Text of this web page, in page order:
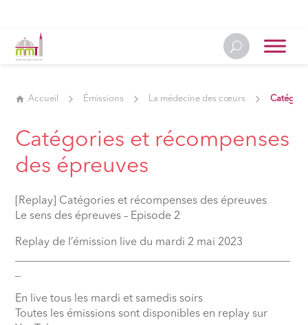
Accueil Émissions La médecine des cœurs
Catégories et récompenses
des épreuves
[Replay] Catégories et récompenses des épreuves
Le sens des épreuves – Episode 2
Replay de l’émission live du mardi 2 mai 2023
En live tous les mardi et samedis soirs
Toutes les émissions sont disponibles en replay sur